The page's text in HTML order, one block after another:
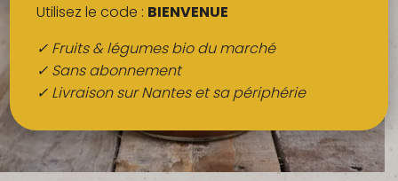
Épicerie sucrée
Épices
Boissons
QUI SOMMES-NOUS ?
Utilisez le code : BIENVENUE
✓ Fruits & légumes bio du marché
✓ Sans abonnement
✓ Livraison sur Nantes et sa périphérie